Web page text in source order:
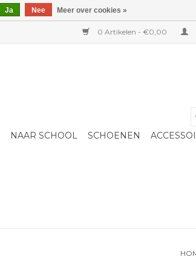
0 Artikelen - €0,00
NAAR SCHOOL SCHOENEN
Ja Nee Meer over cookies »